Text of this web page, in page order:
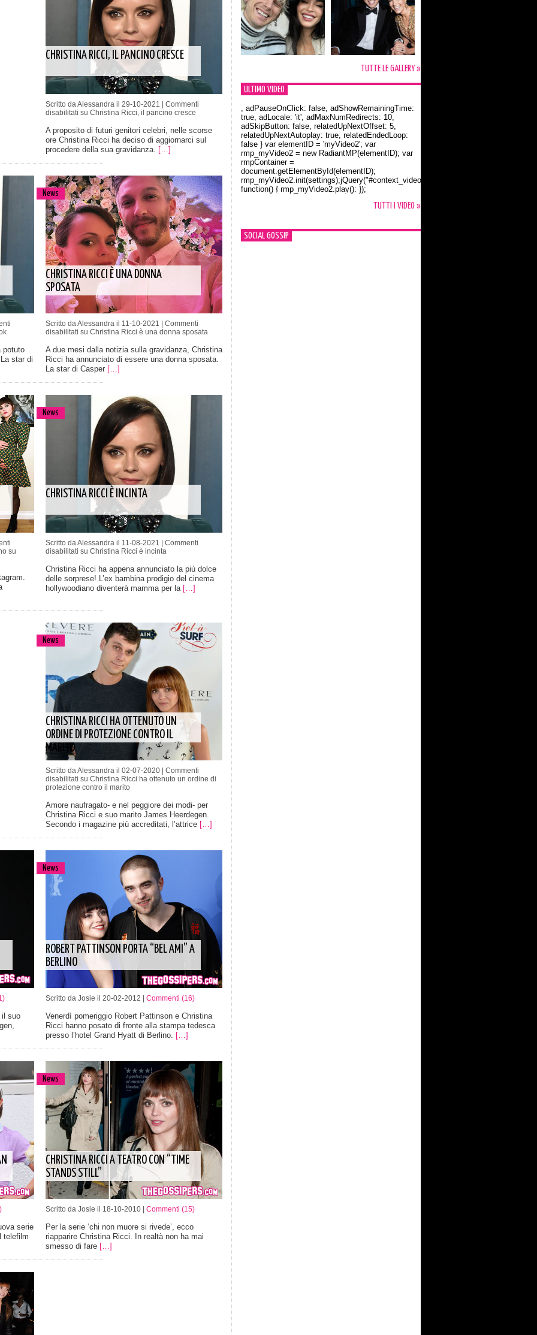
CHRISTINA RICCI, IL PANCINO CRESCE
Scritto da Alessandra il 29-10-2021 | Commenti
disabilitati su Christina Ricci, il pancino cresce
A proposito di futuri genitori celebri, nelle scorse
ore Christina Ricci ha deciso di aggiornarci sul
procedere della sua gravidanza. […]
potuto
star di
News
CHRISTINA RICCI È UNA DONNA
SPOSATA
Scritto da Alessandra il 11-10-2021 | Commenti
disabilitati su Christina Ricci è una donna sposata
A due mesi dalla notizia sulla gravidanza, Christina
Ricci ha annunciato di essere una donna sposata.
La star di Casper […]
su
News
CHRISTINA RICCI È INCINTA
Scritto da Alessandra il 11-08-2021 | Commenti
disabilitati su Christina Ricci è incinta
Christina Ricci ha appena annunciato la più dolce
delle sorprese! L’ex bambina prodigio del cinema
hollywoodiano diventerà mamma per la […]
News
CHRISTINA RICCI HA OTTENUTO UN
ORDINE DI PROTEZIONE CONTRO IL
MARITO
Scritto da Alessandra il 02-07-2020 | Commenti
disabilitati su Christina Ricci ha ottenuto un ordine di
protezione contro il marito
Amore naufragato- e nel peggiore dei modi- per
Christina Ricci e suo marito James Heerdegen.
Secondo i magazine più accreditati, l’attrice […]
il suo
News
ROBERT PATTINSON PORTA “BEL AMI” A
BERLINO
Scritto da Josie il 20-02-2012 | Commenti (16)
Venerdì pomeriggio Robert Pattinson e Christina
Ricci hanno posato di fronte alla stampa tedesca
presso l’hotel Grand Hyatt di Berlino. […]
serie
telefilm
News
CHRISTINA RICCI A TEATRO CON “TIME
STANDS STILL”
Scritto da Josie il 18-10-2010 | Commenti (15)
Per la serie ‘chi non muore si rivede’, ecco
riapparire Christina Ricci. In realtà non ha mai
smesso di fare […]
TUTTE LE GALLERY »
ULTIMO VIDEO
Orlando Bloom e la t-shirt dedicata a Flynn
, adPauseOnClick: false, adShowRemainingTime:
true, adLocale: 'it', adMaxNumRedirects: 10,
adSkipButton: false, relatedUpNextOffset: 5,
relatedUpNextAutoplay: true, relatedEndedLoop:
false } var elementID = 'myVideo2'; var
rmp_myVideo2 = new RadiantMP(elementID); var
rmpContainer =
document.getElementById(elementID);
rmp_myVideo2.init(settings);jQuery("#context_video2").one("mouseover",
function() { rmp_myVideo2.play(); });
TUTTI I VIDEO »
SOCIAL GOSSIP